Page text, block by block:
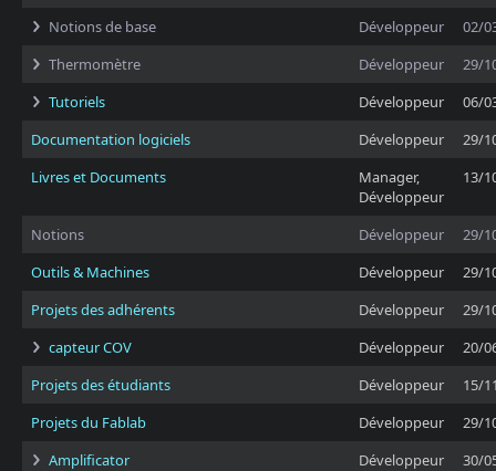
Notions de base
Développeur
02/
Thermomètre
Développeur
29/
Tutoriels
Développeur
06/
Documentation logiciels
Développeur
29/
Livres et Documents
Manager,
Développeur
13/
Notions Développeur
29/
Outils & Machines
Développeur
29/
Projets des adhérents
Développeur
29/
capteur COV
Développeur
20/
Projets des étudiants
Développeur
15/
Projets du Fablab
Développeur
29/
Amplificator
Développeur
30/